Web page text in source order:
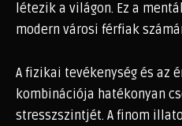
létezik a világon. Ez a
modern városi férfiak
A fizikai tevékenység és az
kombinációja hatékonyan
stresszszintjét. A finom